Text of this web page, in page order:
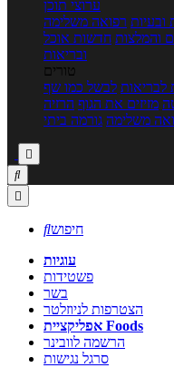
ערוצי תוכן
ובעיות רפואה משלימה
והמלצות חדשות אוכל
ובריאות
טורים
לבריאות לבשל כמו שף
מזיזים את הגוף הרזיה
משלימה גורמה ביתי



חיפוש
עוגיות
פשטידות
בשר
הצטרפות לניוזלטר
אפליקציית Foods
הרשמה לוובינר
סרגל נגישות